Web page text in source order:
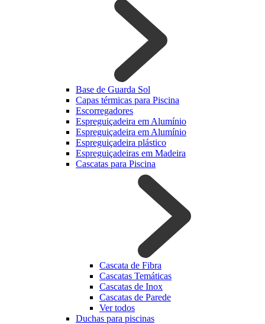
Base de Guarda Sol
Capas térmicas para Piscina
Escorregadores
Espreguiçadeira em Alumínio
Espreguiçadeira em Alumínio
Espreguiçadeira plástico
Espreguiçadeiras em Madeira
Cascatas para Piscina
Cascata de Fibra
Cascatas Temáticas
Cascatas de Inox
Cascatas de Parede
Ver todos
Duchas para piscinas